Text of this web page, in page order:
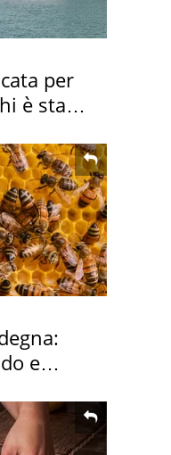
per
è stata
e